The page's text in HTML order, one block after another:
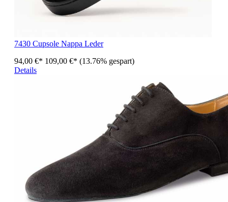
7430 Cupsole Nappa Leder
94,00 €* 109,00 €* (13.76% gespart)
Details